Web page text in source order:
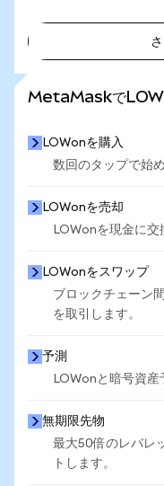
MetaMaskで
LOWonを購入
数回のタップで始
LOWonを売却
LOWonを現金に交
LOWonをスワップ
ブロックチェーン
を取引します。
予測
LOWonと暗号資産
無期限先物
最大50倍のレバレ
トします。